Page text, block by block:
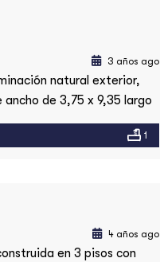
3 años ago
natural exterior,
de 3,75 x 9,35 largo
edificio norte en
$1.490.000 Valor
1
4 años ago
en 3 pisos con